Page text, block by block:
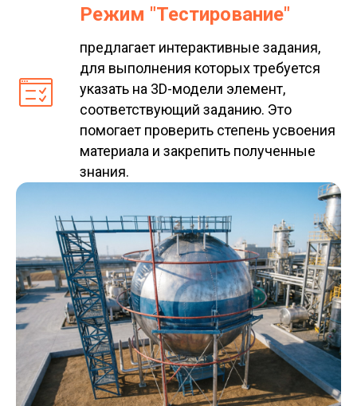
Режим "Тестирование"
предлагает интерактивные задания,
для выполнения которых требуется
указать на 3D-модели элемент,
соответствующий заданию. Это
помогает проверить степень усвоения
материала и закрепить полученные
знания.